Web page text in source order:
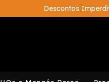
Descontos